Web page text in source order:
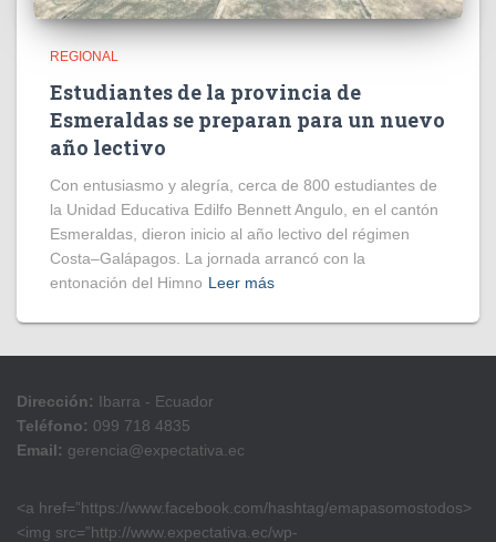
REGIONAL
Estudiantes de la provincia de
Esmeraldas se preparan para un nuevo
año lectivo
Con entusiasmo y alegría, cerca de 800 estudiantes de
la Unidad Educativa Edilfo Bennett Angulo, en el cantón
Esmeraldas, dieron inicio al año lectivo del régimen
Costa–Galápagos. La jornada arrancó con la
entonación del Himno Leer más
Dirección: Ibarra - Ecuador
Teléfono: 099 718 4835
Email: gerencia@expectativa.ec
<a href=”https://www.facebook.com/hashtag/emapasomostodos>
<img src=”http://www.expectativa.ec/wp-